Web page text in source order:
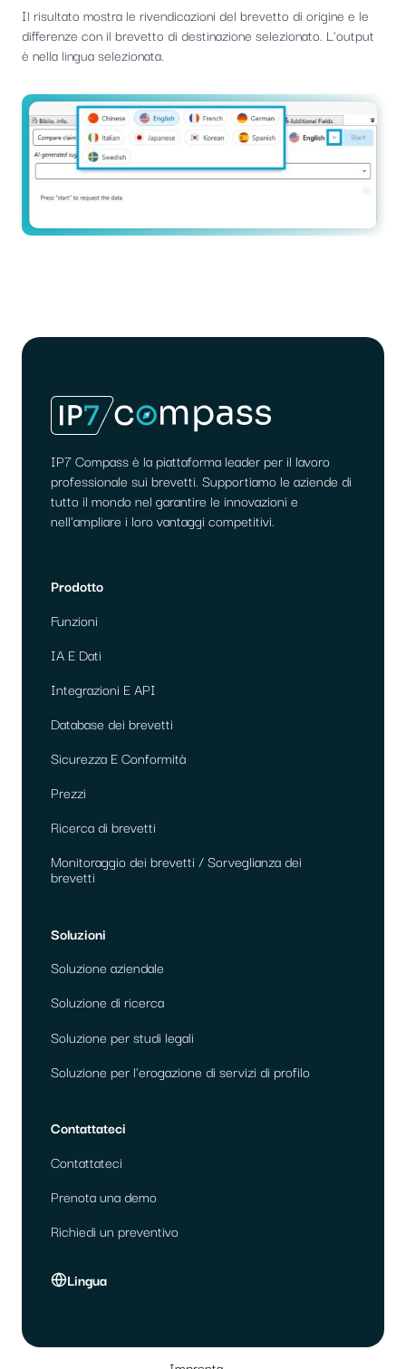
Il risultato mostra le rivendicazioni del brevetto di origine e le
differenze con il brevetto di destinazione selezionato. L'output
è nella lingua selezionata.
IP7 Compass è la piattaforma leader per il lavoro
professionale sui brevetti. Supportiamo le aziende di
tutto il mondo nel garantire le innovazioni e
nell'ampliare i loro vantaggi competitivi.
Prodotto
Funzioni
IA E Dati
Integrazioni E API
Database dei brevetti
Sicurezza E Conformità
Prezzi
Ricerca di brevetti
Monitoraggio dei brevetti / Sorveglianza dei
brevetti
Soluzioni
Soluzione aziendale
Soluzione di ricerca
Soluzione per studi legali
Soluzione per l'erogazione di servizi di profilo
Contattateci
Contattateci
Prenota una demo
Richiedi un preventivo
Lingua